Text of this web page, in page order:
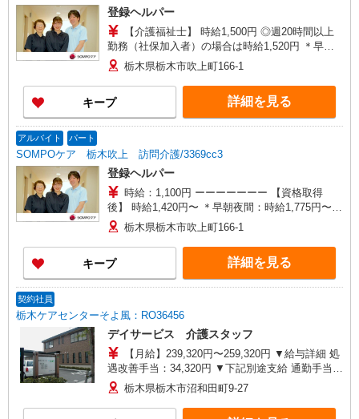
登録ヘルパー
【介護福祉士】 時給1,500円 ◎週20時間以上
勤務（社保加入者）の場合は時給1,520円 ＊早朝
夜間（〜8:00、18:00〜）：時給1,875円〜 ＊日曜
祝日：時給1,800円〜 【実務者研修・初任者研修
（ヘルパー1級・2級）】 時給1,420円 ◎週20時間
以上勤務（社保加入者）の場合は時給1,440円 ＊
早朝夜間（〜8:00、18:00〜）：時給1,775円〜 ＊
が同時給 ◎キャンセル手当：職務時給の60％支給
栃木県栃木市吹上町166-1
キープ 詳細を見る
アルバイト パート
SOMPOケア 栃木吹上 訪問介護/3369cc3
登録ヘルパー
時給：1,100円 ーーーーーーー 【資格取得
後】 時給1,420円〜 ＊早朝夜間：時給1,775円〜
＊日曜祝日：時給1,720円〜 ーーーーーーー
栃木県栃木市吹上町166-1
キープ 詳細を見る
契約社員
栃木ケアセンターそよ風：RO36456
デイサービス 介護スタッフ
【月給】239,320円〜259,320円 ▼給与詳細 処
遇改善手当：34,320円 ▼下記別途支給 通勤手当
年末年始手当：380円/時 寸志あり：年2回（6月・
12月） ※業績による 特別報酬：平均33.8万円（最
高額130万円） ※2025年6月支給実績 ※処遇改善
栃木県栃木市沼和田町9-27